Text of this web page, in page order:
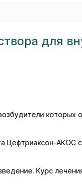
для
Цефтриаксон-
Курс